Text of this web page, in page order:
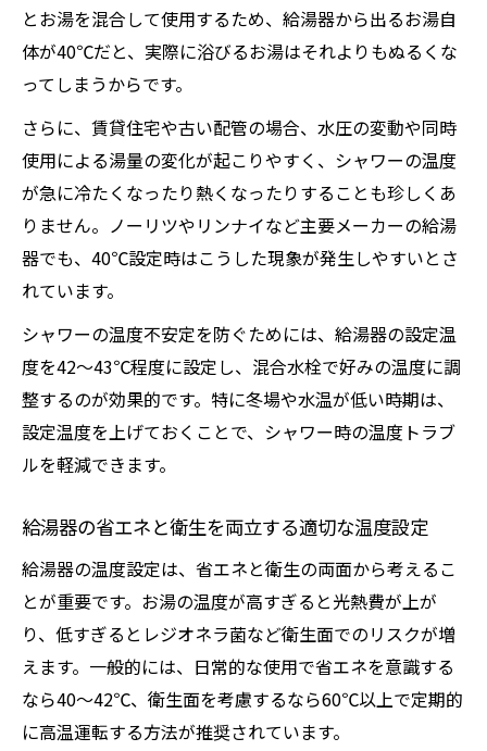
とお湯を混合して使用するため、給湯器から出るお湯自
体が40℃だと、実際に浴びるお湯はそれよりもぬるくな
ってしまうからです。
さらに、賃貸住宅や古い配管の場合、水圧の変動や同時
使用による湯量の変化が起こりやすく、シャワーの温度
が急に冷たくなったり熱くなったりすることも珍しくあ
りません。ノーリツやリンナイなど主要メーカーの給湯
器でも、40℃設定時はこうした現象が発生しやすいとさ
れています。
シャワーの温度不安定を防ぐためには、給湯器の設定温
度を42～43℃程度に設定し、混合水栓で好みの温度に調
整するのが効果的です。特に冬場や水温が低い時期は、
設定温度を上げておくことで、シャワー時の温度トラブ
ルを軽減できます。
給湯器の省エネと衛生を両立する適切な温度設定
給湯器の温度設定は、省エネと衛生の両面から考えるこ
とが重要です。お湯の温度が高すぎると光熱費が上が
り、低すぎるとレジオネラ菌など衛生面でのリスクが増
えます。一般的には、日常的な使用で省エネを意識する
なら40～42℃、衛生面を考慮するなら60℃以上で定期的
に高温運転する方法が推奨されています。